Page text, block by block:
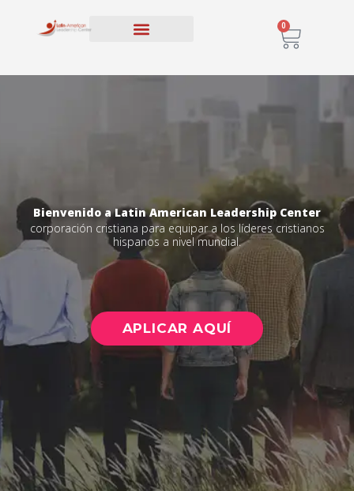
0
Bienvenido a Latin American Leadership Center
corporación cristiana para equipar a los líderes cristianos
hispanos a nivel mundial.
APLICAR AQUÍ